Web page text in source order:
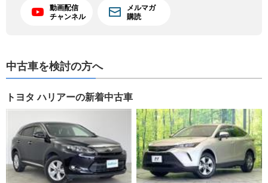
動画配信
チャンネル
メルマガ
購読
中古車を検討の方へ
トヨタ ハリアーの新着中古車